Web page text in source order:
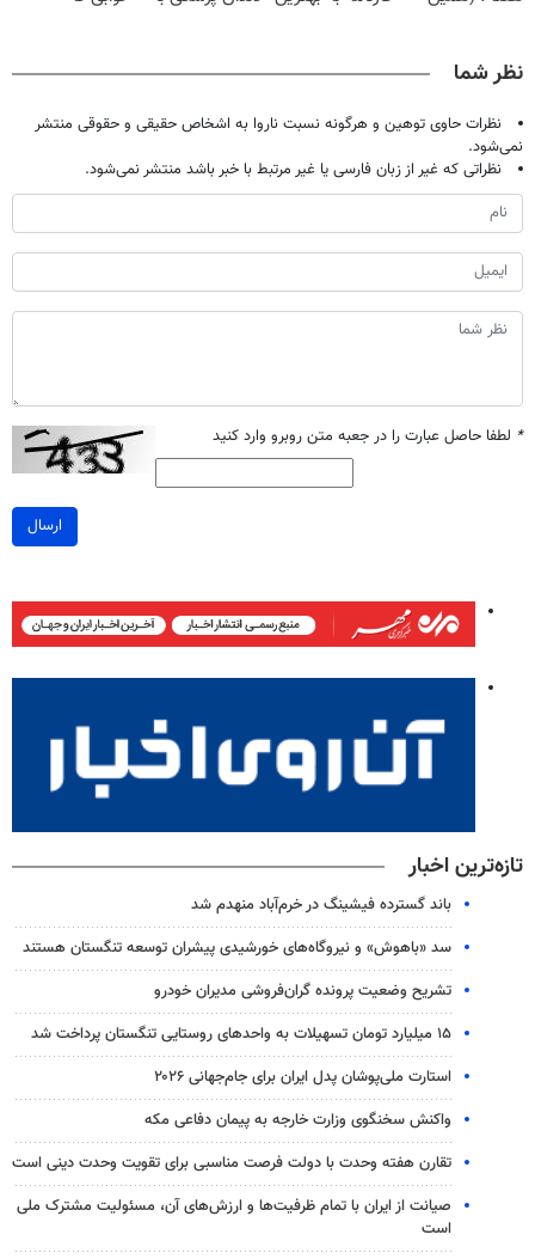
نظر شما
نظرات حاوی توهین و هرگونه نسبت ناروا به اشخاص حقیقی و حقوقی منتشر
نمی‌شود.
نظراتی که غیر از زبان فارسی یا غیر مرتبط با خبر باشد منتشر نمی‌شود.
* لطفا حاصل عبارت را در جعبه متن روبرو وارد کنید
ارسال
تازه‌ترین اخبار
باند گسترده فیشینگ در خرم‌آباد منهدم شد
سد «باهوش» و نیروگاه‌های خورشیدی پیشران توسعه تنگستان هستند
تشریح وضعیت پرونده گران‌فروشی مدیران خودرو
۱۵ میلیارد تومان تسهیلات به واحدهای روستایی تنگستان پرداخت شد
استارت ملی‌پوشان پدل ایران برای جام‌جهانی ۲۰۲۶
واکنش سخنگوی وزارت خارجه به پیمان دفاعی مکه
تقارن هفته وحدت با دولت فرصت مناسبی برای تقویت وحدت دینی است
صیانت از ایران با تمام ظرفیت‌ها و ارزش‌های آن، مسئولیت مشترک ملی
است